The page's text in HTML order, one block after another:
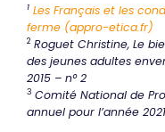
1 Les Français et les
ferme (appro-etica.fr)
2 Roguet Christine, Le
des jeunes adultes
2015 – n° 2
3 Comité National de
annuel pour l’année